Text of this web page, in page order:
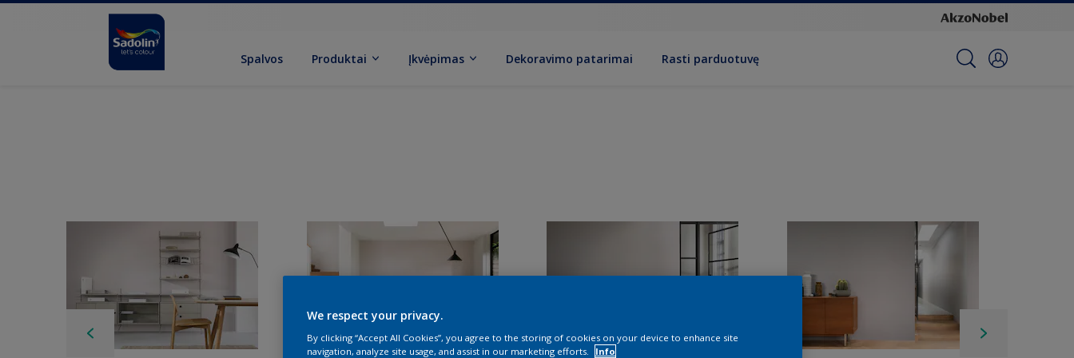
Spalvos Produktai Įkvėpimas Dekoravimo patarimai Rasti parduotuvę
We respect your privacy.
By clicking “Accept All Cookies”, you agree to the storing of cookies on your device to enhance site
navigation, analyze site usage, and assist in our marketing efforts.
Info